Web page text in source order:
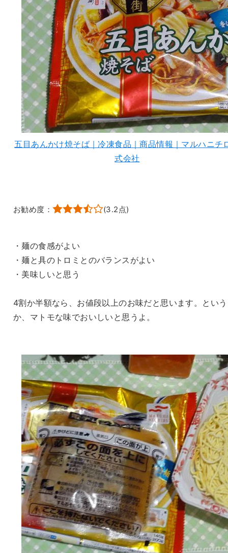
五目あんかけ焼そば｜冷凍食品｜商品情報｜マルハニチ
式会社
お勧め度： (3.2 点)
・麺の食感がよい
・麺と具のトロミとのバランスがよい
・美味しいと思う
4割か半額なら、お値段以上のお味だと思います。という
か、マトモな味でおいしいと思うよ。